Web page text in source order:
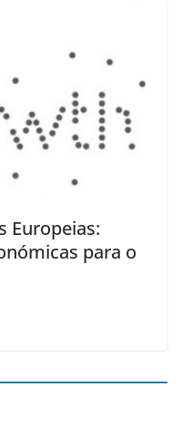
Europeias:
para o